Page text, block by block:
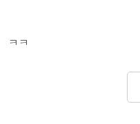
ㅋㅋ